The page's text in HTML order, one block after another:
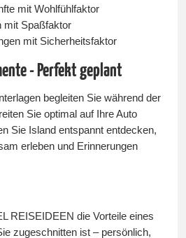
mit Wohlfühlfaktor
mit Spaßfaktor
mit Sicherheitsfaktor
- Perfekt geplant
begleiten Sie während der
Sie optimal auf Ihre Auto
Sie Island entspannt entdecken,
erleben und Erinnerungen
REISEIDEEN die Vorteile eines
zugeschnitten ist – persönlich,